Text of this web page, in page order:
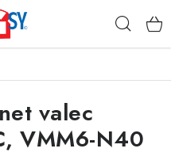
valec
VMM6-N40